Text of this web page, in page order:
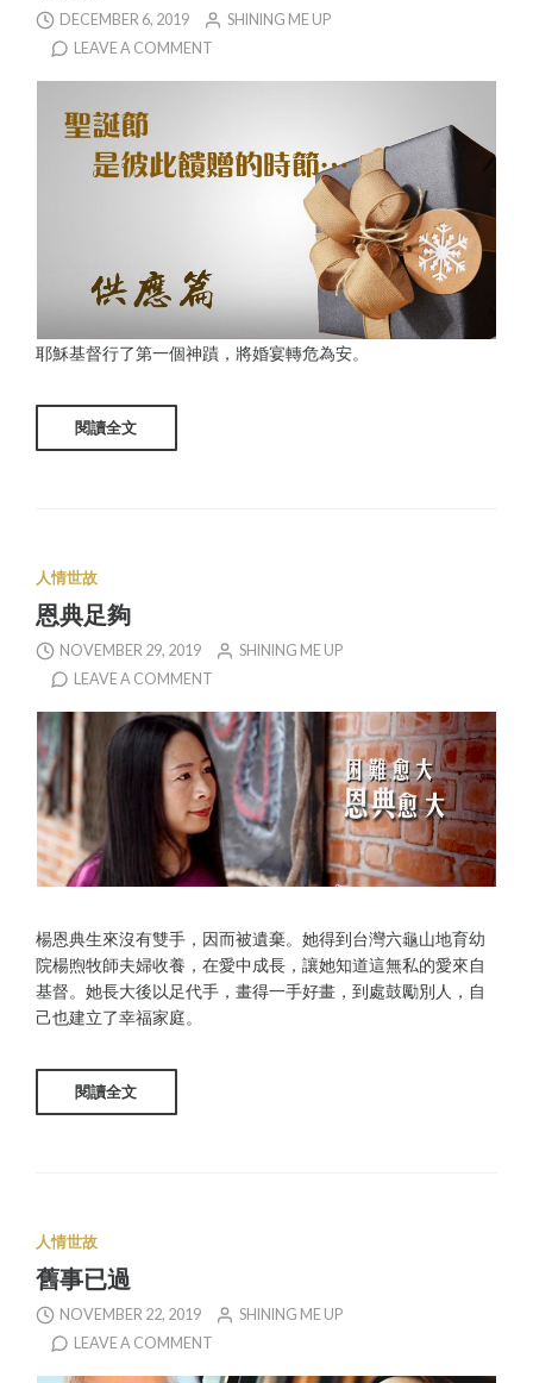
DECEMBER 6, 2019
SHINING ME UP
LEAVE A COMMENT
耶穌基督行了第一個神蹟，將婚宴轉危為安。
閱讀全文
人情世故
恩典足夠
NOVEMBER 29, 2019
SHINING ME UP
LEAVE A COMMENT
楊恩典生來沒有雙手，因而被遺棄。她得到台灣六龜山地育幼
院楊煦牧師夫婦收養，在愛中成長，讓她知道這無私的愛來自
基督。她長大後以足代手，畫得一手好畫，到處鼓勵別人，自
己也建立了幸福家庭。
閱讀全文
人情世故
舊事已過
NOVEMBER 22, 2019
SHINING ME UP
LEAVE A COMMENT